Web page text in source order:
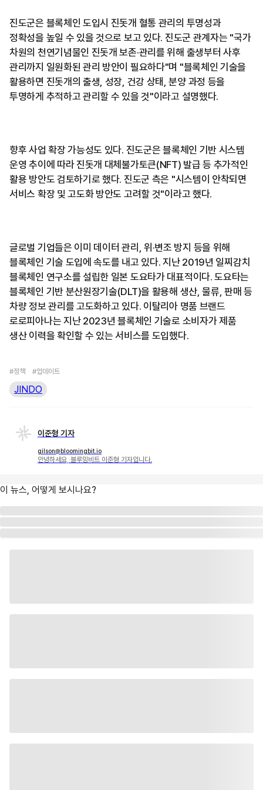
진도군은 블록체인 도입시 진돗개 혈통 관리의 투명성과
정확성을 높일 수 있을 것으로 보고 있다. 진도군 관계자는 "국가
차원의 천연기념물인 진돗개 보존·관리를 위해 출생부터 사후
관리까지 일원화된 관리 방안이 필요하다"며 "블록체인 기술을
활용하면 진돗개의 출생, 성장, 건강 상태, 분양 과정 등을
투명하게 추적하고 관리할 수 있을 것"이라고 설명했다.
향후 사업 확장 가능성도 있다. 진도군은 블록체인 기반 시스템
운영 추이에 따라 진돗개 대체불가토큰(NFT) 발급 등 추가적인
활용 방안도 검토하기로 했다. 진도군 측은 "시스템이 안착되면
서비스 확장 및 고도화 방안도 고려할 것"이라고 했다.
글로벌 기업들은 이미 데이터 관리, 위·변조 방지 등을 위해
블록체인 기술 도입에 속도를 내고 있다. 지난 2019년 일찌감치
블록체인 연구소를 설립한 일본 도요타가 대표적이다. 도요타는
블록체인 기반 분산원장기술(DLT)을 활용해 생산, 물류, 판매 등
차량 정보 관리를 고도화하고 있다. 이탈리아 명품 브랜드
로로피아나는 지난 2023년 블록체인 기술로 소비자가 제품
생산 이력을 확인할 수 있는 서비스를 도입했다.
#정책 #업데이트
JINDO
이준형 기자
gilson@bloomingbit.io
안녕하세요, 블루밍비트 이준형 기자입니다.
이 뉴스, 어떻게 보시나요?